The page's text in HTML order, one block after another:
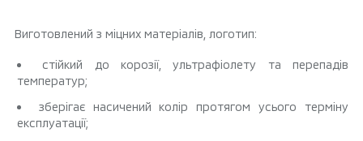
Виготовлений з міцних матеріалів, логотип:
стійкий до корозії, ультрафіолету та перепадів
температур;
зберігає насичений колір протягом усього терміну
експлуатації;